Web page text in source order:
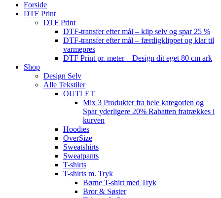
Forside
DTF Print
DTF Print
DTF-transfer efter mål – klip selv og spar 25 %
DTF-transfer efter mål – færdigklippet og klar til
varmepres
DTF Print pr. meter – Design dit eget 80 cm ark
Shop
Design Selv
Alle Tekstiler
OUTLET
Mix 3 Produkter fra hele kategorien og
Spar yderligere 20% Rabatten fratrækkes i
kurven
Hoodies
OverSize
Sweatshirts
Sweatpants
T-shirts
T-shirts m. Tryk
Børne T-shirt med Tryk
Bror & Søster